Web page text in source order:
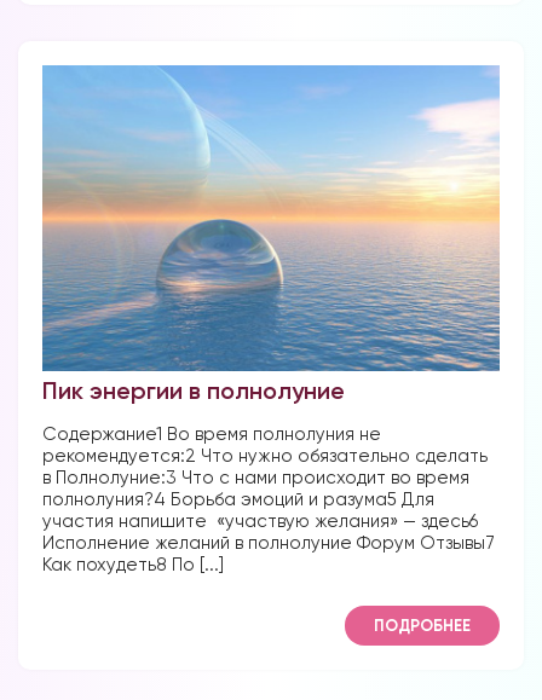
Пик энергии в полнолуние
Содержание1 Во время полнолуния не
рекомендуется:2 Что нужно обязательно сделать
в Полнолуние:3 Что с нами происходит во время
полнолуния?4 Борьба эмоций и разума5 Для
участия напишите «участвую желания» — здесь6
Исполнение желаний в полнолуние Форум Отзывы7
Как похудеть8 По [...]
ПОДРОБНЕЕ